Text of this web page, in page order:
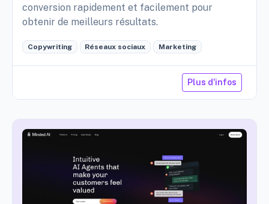
conversion rapidement et facilement pour
obtenir de meilleurs résultats.
Copywriting Réseaux sociaux Marketing
Plus d'infos